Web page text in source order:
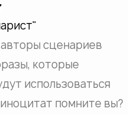
сценариев
которые
использоваться
помните вы?